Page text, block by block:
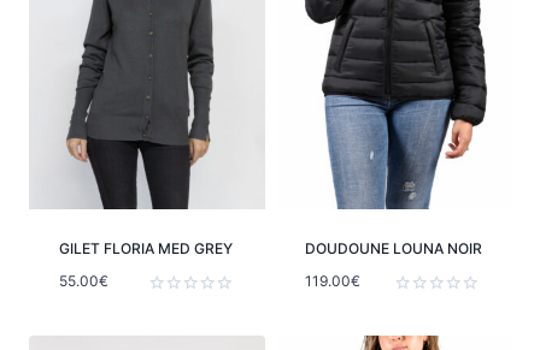
GILET FLORIA MED GREY
sur
55.00€
DOUDOUNE LOUNA NOIR
sur
119.00€